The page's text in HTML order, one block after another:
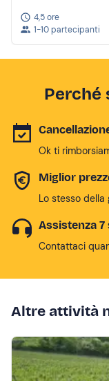
4,5 ore
1-10 partecipanti
Perché
Ok ti
Miglior
Lo stesso
Assistenza 7
Contattaci
Altre attività